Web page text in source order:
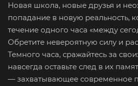
Новая школа, новые друзья и
попадание в новую реальность,
течение одного часа «между
Обретите невероятную силу и
Темного часа, сражайтесь за
навсегда оставьте след в их
— захватывающее современное